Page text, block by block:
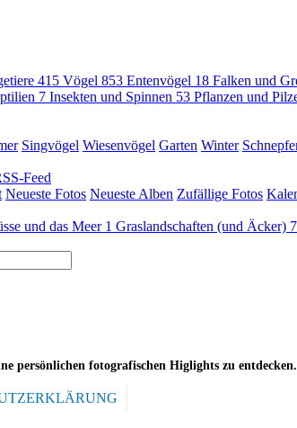
415 Vögel 853 Entenvögel 18 Falken und
7 Insekten und Spinnen 53 Pflanzen und
Singvögel Wiesenvögel Garten Winter
Feed
Neueste Fotos Neueste Alben Zufällige Fotos
und das Meer 1 Graslandschaften (und Äcker) 7
persönlichen fotografischen Higlights zu entdecken.